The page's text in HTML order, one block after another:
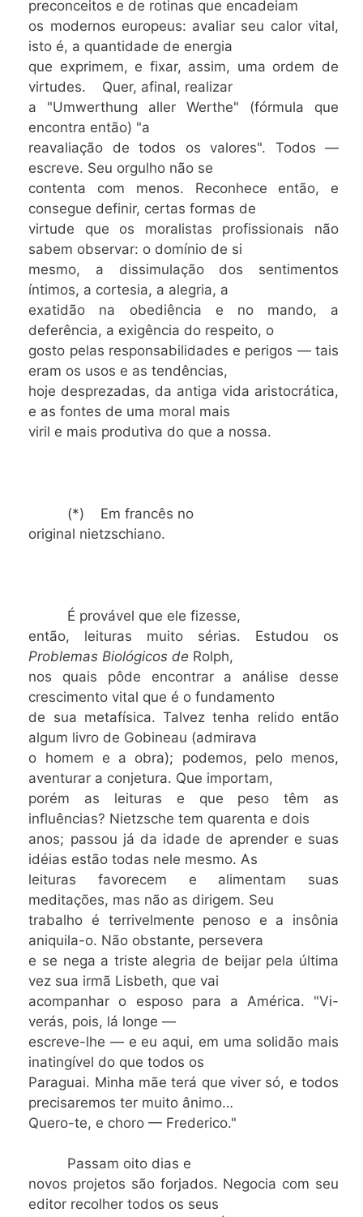
preconceitos e de rotinas que encadeiam
os modernos europeus: avaliar seu calor vital,
isto é, a quantidade de energia
que exprimem, e fixar, assim, uma ordem de
virtudes. Quer, afinal, realizar
a "Umwerthung aller Werthe" (fórmula que
encontra então) "a
reavaliação de todos os valores". Todos —
escreve. Seu orgulho não se
contenta com menos. Reconhece então, e
consegue definir, certas formas de
virtude que os moralistas profissionais não
sabem observar: o domínio de si
mesmo, a dissimulação dos sentimentos
íntimos, a cortesia, a alegria, a
exatidão na obediência e no mando, a
deferência, a exigência do respeito, o
gosto pelas responsabilidades e perigos — tais
eram os usos e as tendências,
hoje desprezadas, da antiga vida aristocrática,
e as fontes de uma moral mais
viril e mais produtiva do que a nossa.
(*) Em francês no
original nietzschiano.
É provável que ele fizesse,
então, leituras muito sérias. Estudou os
Problemas Biológicos de Rolph,
nos quais pôde encontrar a análise desse
crescimento vital que é o fundamento
de sua metafísica. Talvez tenha relido então
algum livro de Gobineau (admirava
o homem e a obra); podemos, pelo menos,
aventurar a conjetura. Que importam,
porém as leituras e que peso têm as
influências? Nietzsche tem quarenta e dois
anos; passou já da idade de aprender e suas
idéias estão todas nele mesmo. As
leituras favorecem e alimentam suas
meditações, mas não as dirigem. Seu
trabalho é terrivelmente penoso e a insônia
aniquila-o. Não obstante, persevera
e se nega a triste alegria de beijar pela última
vez sua irmã Lisbeth, que vai
acompanhar o esposo para a América. "Vi-
verás, pois, lá longe —
escreve-lhe — e eu aqui, em uma solidão mais
inatingível do que todos os
Paraguai. Minha mãe terá que viver só, e todos
precisaremos ter muito ânimo…
Quero-te, e choro — Frederico."
Passam oito dias e
novos projetos são forjados. Negocia com seu
editor recolher todos os seus